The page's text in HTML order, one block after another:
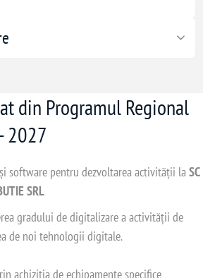
din Programul Regional
2027
software pentru dezvoltarea activității laSC
SRL
gradului de digitalizare a activității de
de noi tehnologii digitale.
achiziția de echipamente specifice